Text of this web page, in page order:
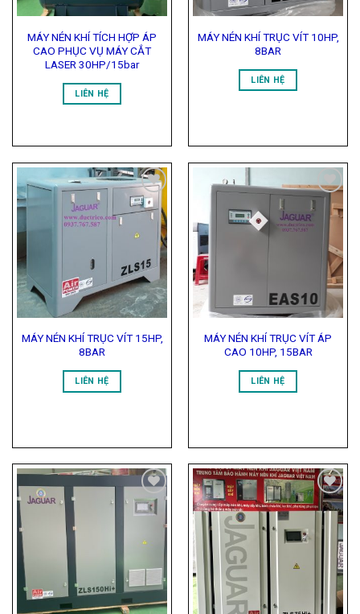
MÁY NÉN KHÍ TÍCH HỢP ÁP
CAO PHỤC VỤ MÁY CẮT
LASER 30HP/15bar
LIÊN HỆ
MÁY NÉN KHÍ TRỤC VÍT 10HP,
8BAR
LIÊN HỆ
Add to
Wishlist
MÁY NÉN KHÍ TRỤC VÍT 15HP,
8BAR
LIÊN HỆ
Wishlist
MÁY NÉN KHÍ TRỤC VÍT ÁP
CAO 10HP, 15BAR
LIÊN HỆ
Wishlist
Add to
Wishlist